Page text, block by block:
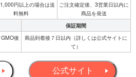
円以上の場合は送
料無料
ご注文確定後、3営業日以内に
商品を発送
保証期間
後
商品到着後７日以内（詳しくは公式サイトに
て）
公式サイト